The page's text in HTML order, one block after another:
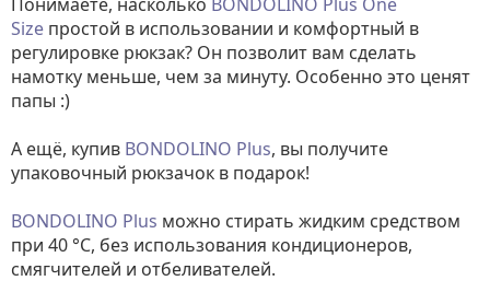
Size простой в использовании и комфортный в
регулировке рюкзак? Он позволит вам сделать
намотку меньше, чем за минуту. Особенно это ценят
папы :)
А ещё, купив BONDOLINO Plus, вы получите
упаковочный рюкзачок в подарок!
BONDOLINO Plus можно стирать жидким средством
при 40 °C, без использования кондиционеров,
смягчителей и отбеливателей.